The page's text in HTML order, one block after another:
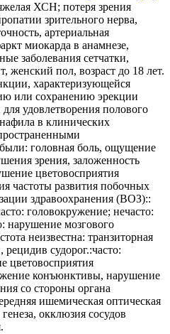
ХСН; потеря зрения
зрительного нерва,
артериальная
миокарда в анамнезе,
заболевания сетчатки,
женский пол, возраст до 18 лет.
характеризующейся
или сохранению эрекции
удовлетворения полового
в клинических
головная боль, ощущение
зрения, заложенность
цветовосприятия
частоты развития побочных
здравоохранения (ВОЗ)::
головокружение; нечасто:
нарушение мозгового
неизвестна: транзиторная
судорог.:часто:
цветовосприятия
конъюнктивы, нарушение
со стороны органа
ишемическая оптическая
окклюзия сосудов